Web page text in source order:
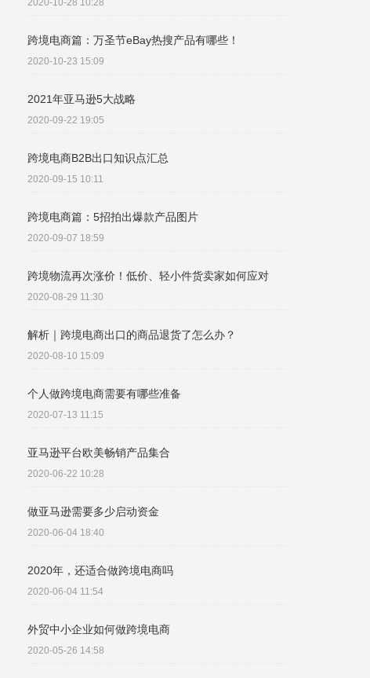
2020-10-28 10:28
跨境电商篇：万圣节eBay热搜产品有哪些！
2020-10-23 15:09
2021年亚马逊5大战略
2020-09-22 19:05
跨境电商B2B出口知识点汇总
2020-09-15 10:11
跨境电商篇：5招拍出爆款产品图片
2020-09-07 18:59
跨境物流再次涨价！低价、轻小件货卖家如何应对
2020-08-29 11:30
解析｜跨境电商出口的商品退货了怎么办？
2020-08-10 15:09
个人做跨境电商需要有哪些准备
2020-07-13 11:15
亚马逊平台欧美畅销产品集合
2020-06-22 10:28
做亚马逊需要多少启动资金
2020-06-04 18:40
2020年，还适合做跨境电商吗
2020-06-04 11:54
外贸中小企业如何做跨境电商
2020-05-26 14:58